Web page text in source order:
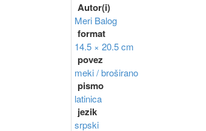
Autor(i)
Meri Balog
format
14.5 × 20.5 cm
povez
meki / broširano
pismo
latinica
jezik
srpski